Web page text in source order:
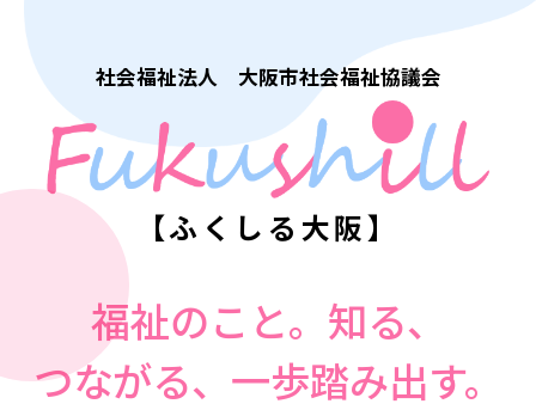
社会福祉法人 大阪市社会福祉協議会
【ふくしる大阪】
福祉のこと。知る、
つながる、一歩踏み出す。